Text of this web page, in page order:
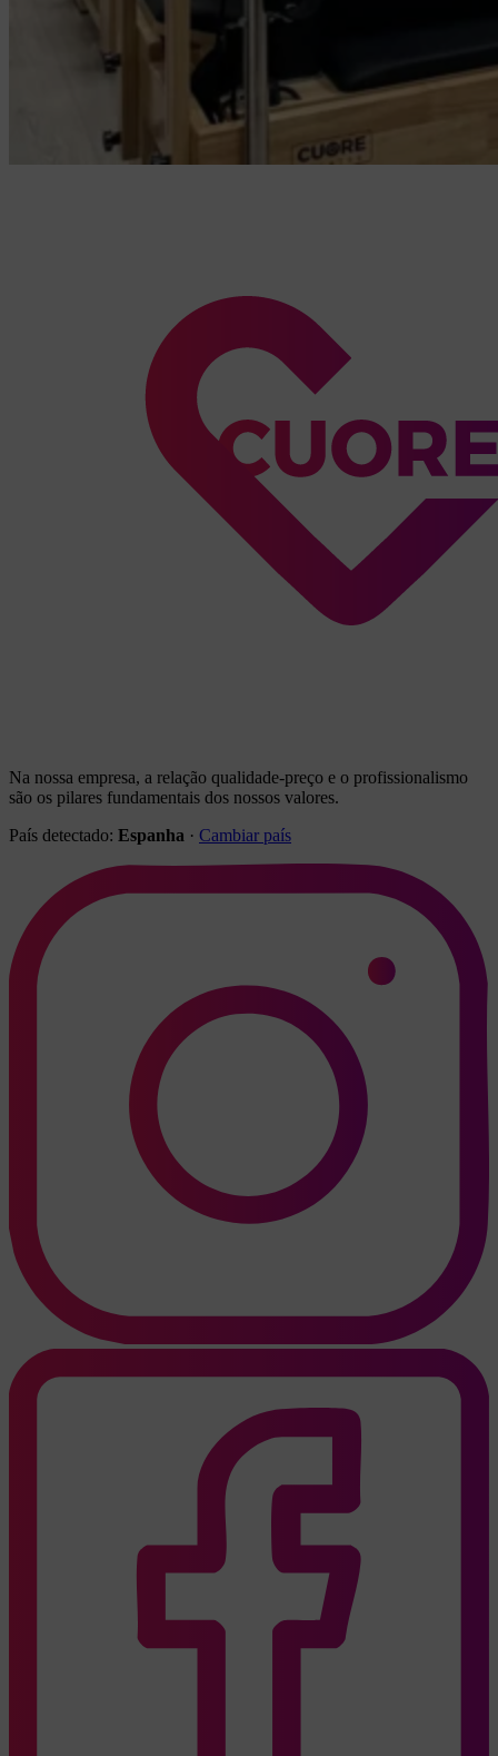
Na nossa empresa, a relação qualidade-preço e o profissionalismo
são os pilares fundamentais dos nossos valores.
País detectado: Espanha · Cambiar país